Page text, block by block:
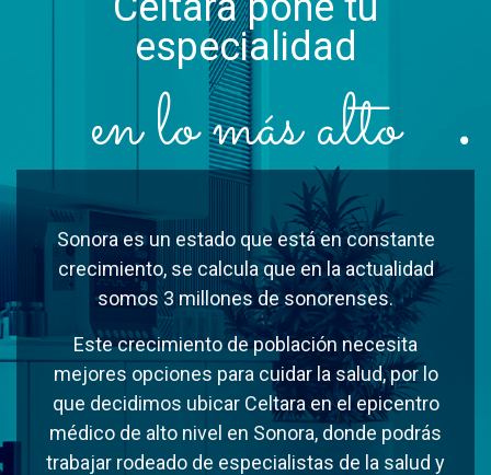
especialidad
en lo más alto
Sonora es un estado que está en constante
crecimiento, se calcula que en la actualidad
somos 3 millones de sonorenses.
Este crecimiento de población necesita
mejores opciones para cuidar la salud, por lo
que decidimos ubicar Celtara en el epicentro
médico de alto nivel en Sonora, donde podrás
trabajar rodeado de especialistas de la salud y